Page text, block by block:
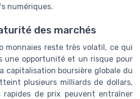
numériques.
des marchés
monnaies reste très volatil, ce qui
une opportunité et un risque pour
capitalisation boursière globale du
plusieurs milliards de dollars,
rapides de prix peuvent entraîner